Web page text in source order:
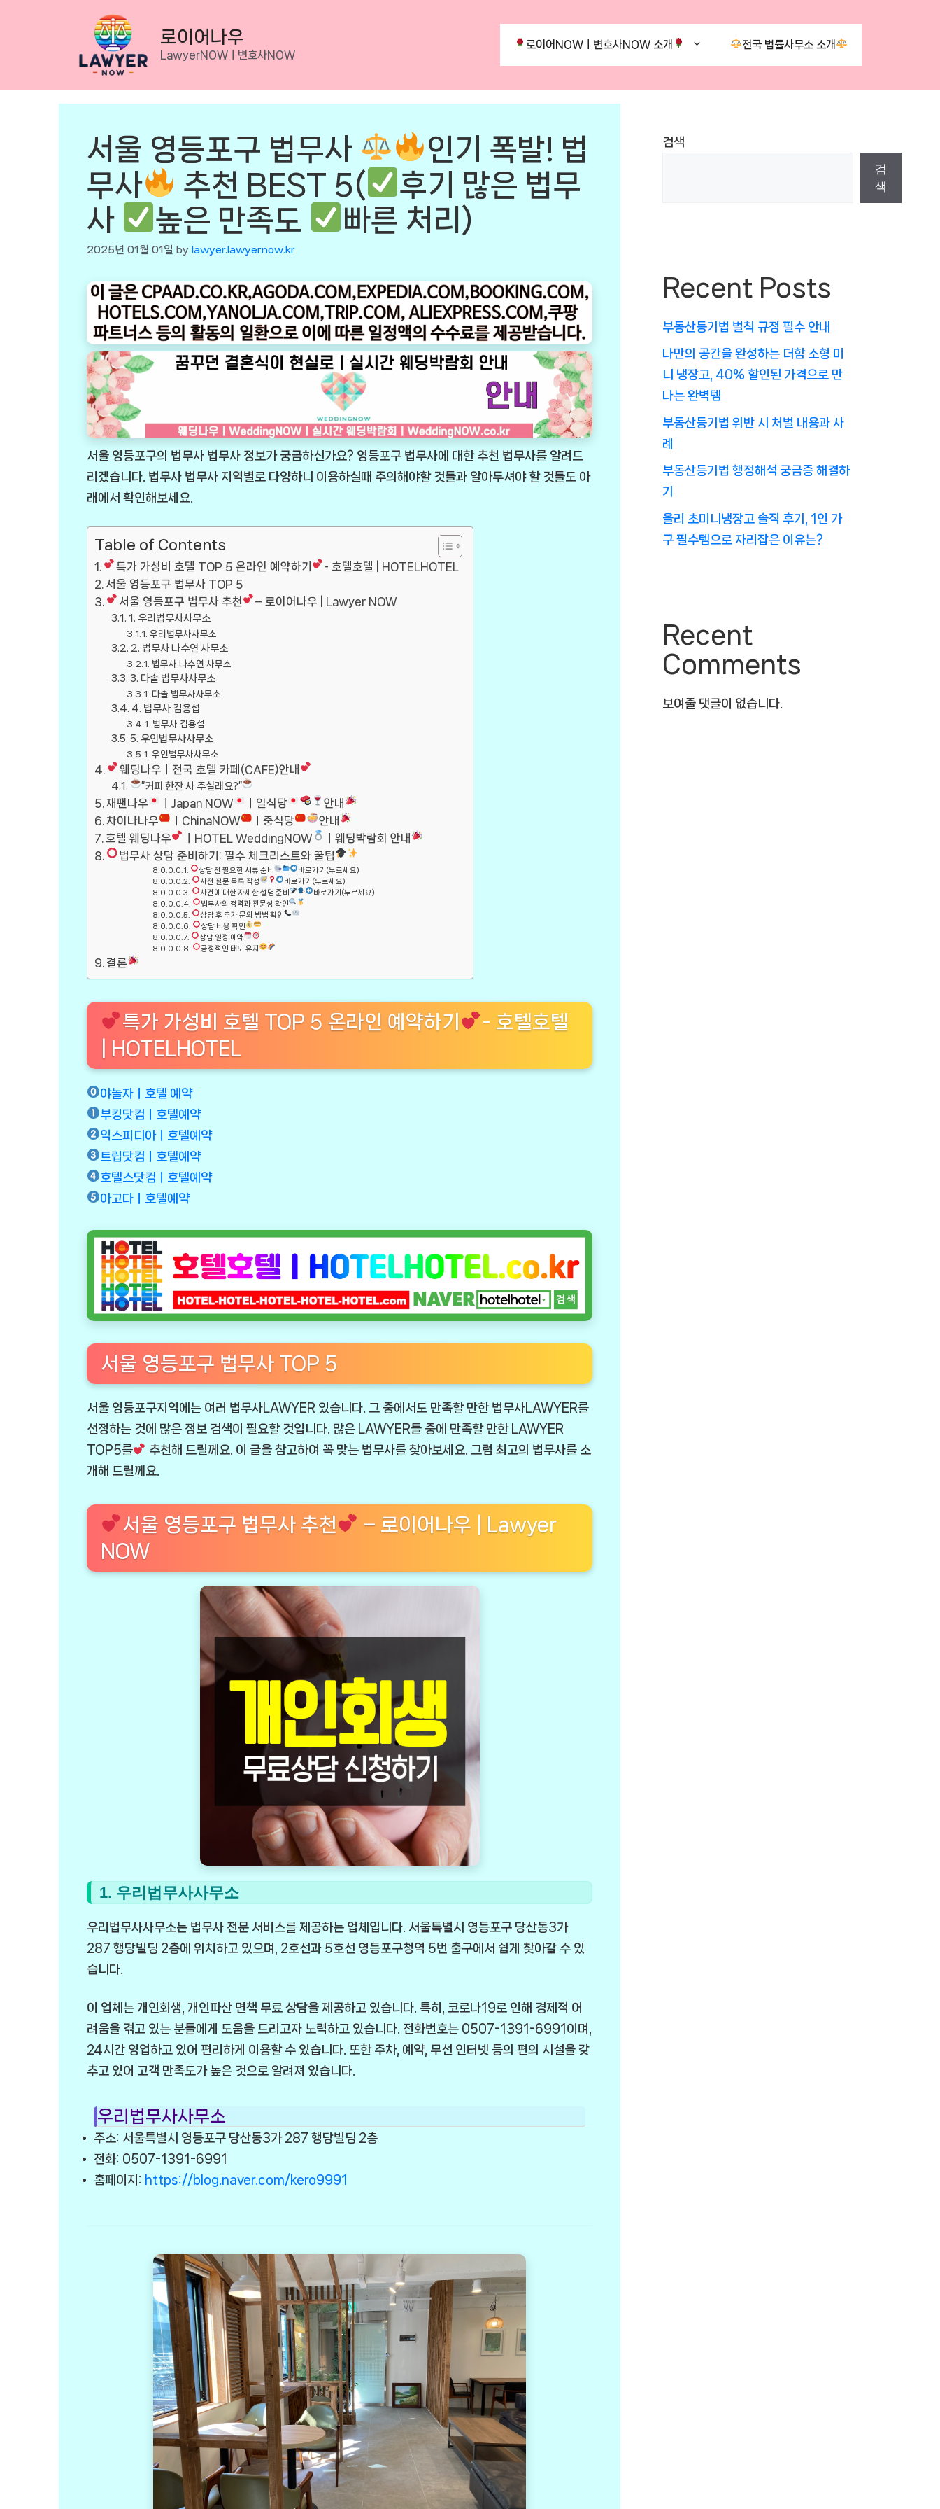
로이어나우
LawyerNOWㅣ변호사NOW
로이어NOWㅣ변호사NOW 소개 전국 법률사무소 소개
서울 영등포구 법무사
인기 폭발! 법
무사
추천 BEST 5(
후기 많은 법무
사
높은 만족도 빠른 처리)
2025년 01월 01일 by lawyer.lawyernow.kr
서울 영등포구의 법무사 법무사 정보가 궁금하신가요? 영등포구 법무사에 대한 추천 법무사를 알려드
리겠습니다. 법무사 법무사 지역별로 다양하니 이용하실때 주의해야할 것들과 알아두셔야 할 것들도 아
래에서 확인해보세요.
Table of Contents
특가 가성비 호텔 TOP 5 온라인 예약하기
- 호텔호텔 | HOTELHOTEL
서울 영등포구 법무사 TOP 5
서울 영등포구 법무사 추천
– 로이어나우 | Lawyer NOW
1. 우리법무사사무소
우리법무사사무소
2. 법무사 나수연 사무소
법무사 나수연 사무소
3. 다솔 법무사사무소
다솔 법무사사무소
4. 법무사 김용섭
법무사 김용섭
5. 우인법무사사무소
우인법무사사무소
웨딩나우ㅣ전국 호텔 카페(CAFE)안내
”커피 한잔 사 주실래요?”
재팬나우 ㅣJapan NOW ㅣ일식당
안내
차이나나우
ㅣChinaNOW ㅣ중식당
안내
호텔 웨딩나우
ㅣHOTEL WeddingNOW
ㅣ웨딩박람회 안내
법무사 상담 준비하기: 필수 체크리스트와 꿀팁
상담 전 필요한 서류 준비
바로가기(누르세요)
사전 질문 목록 작성
바로가기(누르세요)
사건에 대한 자세한 설명 준비
바로가기(누르세요)
법무사의 경력과 전문성 확인
상담 후 추가 문의 방법 확인
상담 비용 확인
상담 일정 예약
긍정적인 태도 유지
결론
특가 가성비 호텔 TOP 5 온라인 예약하기
- 호텔호텔
| HOTELHOTEL
야놀자ㅣ호텔 예약
부킹닷컴ㅣ호텔예약
익스피디아ㅣ호텔예약
트립닷컴ㅣ호텔예약
호텔스닷컴ㅣ호텔예약
아고다ㅣ호텔예약
서울 영등포구 법무사 TOP 5
서울 영등포구지역에는 여러 법무사LAWYER 있습니다. 그 중에서도 만족할 만한 법무사LAWYER를
선정하는 것에 많은 정보 검색이 필요할 것입니다. 많은 LAWYER들 중에 만족할 만한 LAWYER
TOP5를
추천해 드릴께요. 이 글을 참고하여 꼭 맞는 법무사를 찾아보세요. 그럼 최고의 법무사를 소
개해 드릴께요.
서울 영등포구 법무사 추천
– 로이어나우 | Lawyer
NOW
1. 우리법무사사무소
우리법무사사무소는 법무사 전문 서비스를 제공하는 업체입니다. 서울특별시 영등포구 당산동3가
287 행당빌딩 2층에 위치하고 있으며, 2호선과 5호선 영등포구청역 5번 출구에서 쉽게 찾아갈 수 있
습니다.
이 업체는 개인회생, 개인파산 면책 무료 상담을 제공하고 있습니다. 특히, 코로나19로 인해 경제적 어
려움을 겪고 있는 분들에게 도움을 드리고자 노력하고 있습니다. 전화번호는 0507-1391-6991이며,
24시간 영업하고 있어 편리하게 이용할 수 있습니다. 또한 주차, 예약, 무선 인터넷 등의 편의 시설을 갖
추고 있어 고객 만족도가 높은 것으로 알려져 있습니다.
우리법무사사무소
주소: 서울특별시 영등포구 당산동3가 287 행당빌딩 2층
전화: 0507-1391-6991
홈페이지: https://blog.naver.com/kero9991
검색
검
색
Recent Posts
부동산등기법 벌칙 규정 필수 안내
나만의 공간을 완성하는 더함 소형 미
니 냉장고, 40% 할인된 가격으로 만
나는 완벽템
부동산등기법 위반 시 처벌 내용과 사
례
부동산등기법 행정해석 궁금증 해결하
기
올리 초미니냉장고 솔직 후기, 1인 가
구 필수템으로 자리잡은 이유는?
Recent
Comments
보여줄 댓글이 없습니다.